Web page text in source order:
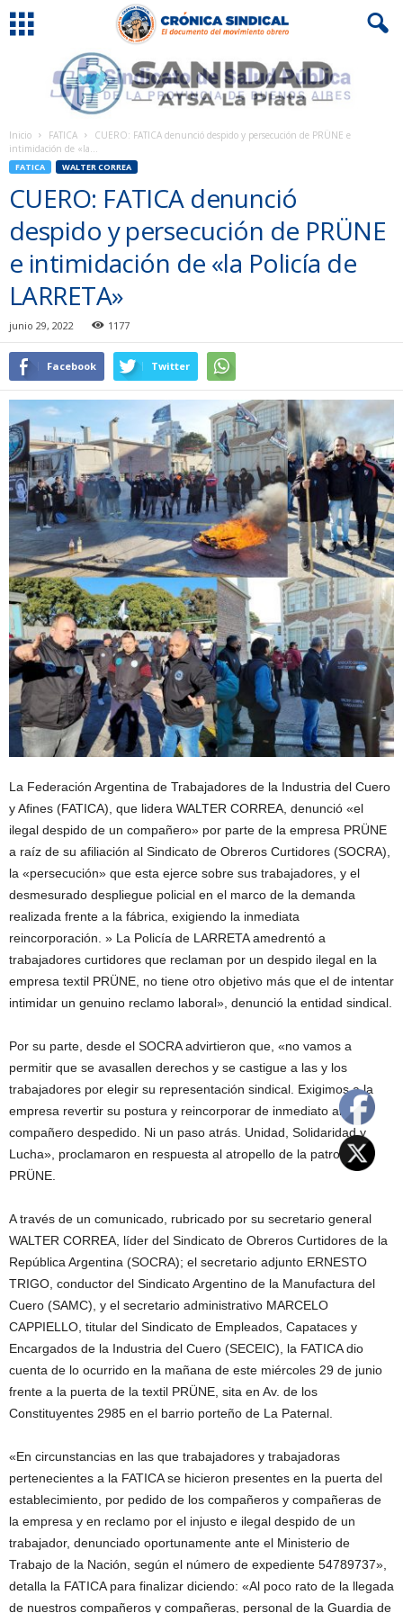
Inicio FATICA
CUERO: FATICA denunció despido y persecución de PRÜNE e
intimidación de «la...
FATICA WALTER CORREA
CUERO: FATICA denunció
despido y persecución de PRÜNE
e intimidación de «la Policía de
LARRETA»
junio 29, 2022 1177
Facebook Twitter
La Federación Argentina de Trabajadores de la Industria del Cuero
y Afines (FATICA), que lidera WALTER CORREA, denunció «el
ilegal despido de un compañero» por parte de la empresa PRÜNE
a raíz de su afiliación al Sindicato de Obreros Curtidores (SOCRA),
la «persecución» que esta ejerce sobre sus trabajadores, y el
desmesurado despliegue policial en el marco de la demanda
realizada frente a la fábrica, exigiendo la inmediata
reincorporación. » La Policía de LARRETA amedrentó a
trabajadores curtidores que reclaman por un despido ilegal en la
empresa textil PRÜNE, no tiene otro objetivo más que el de intentar
intimidar un genuino reclamo laboral», denunció la entidad sindical.
Por su parte, desde el SOCRA advirtieron que, «no vamos a
permitir que se avasallen derechos y se castigue a las y los
trabajadores por elegir su representación sindical. Exigimos a la
empresa revertir su postura y reincorporar de inmediato al
compañero despedido. Ni un paso atrás. Unidad, Solidaridad y
Lucha», proclamaron en respuesta al atropello de la patronal
PRÜNE.
A través de un comunicado, rubricado por su secretario general
WALTER CORREA, líder del Sindicato de Obreros Curtidores de la
República Argentina (SOCRA); el secretario adjunto ERNESTO
TRIGO, conductor del Sindicato Argentino de la Manufactura del
Cuero (SAMC), y el secretario administrativo MARCELO
CAPPIELLO, titular del Sindicato de Empleados, Capataces y
Encargados de la Industria del Cuero (SECEIC), la FATICA dio
cuenta de lo ocurrido en la mañana de este miércoles 29 de junio
frente a la puerta de la textil PRÜNE, sita en Av. de los
Constituyentes 2985 en el barrio porteño de La Paternal.
«En circunstancias en las que trabajadores y trabajadoras
pertenecientes a la FATICA se hicieron presentes en la puerta del
establecimiento, por pedido de los compañeros y compañeras de
la empresa y en reclamo por el injusto e ilegal despido de un
trabajador, denunciado oportunamente ante el Ministerio de
Trabajo de la Nación, según el número de expediente 54789737»,
detalla la FATICA para finalizar diciendo: «Al poco rato de la llegada
de nuestros compañeros y compañeras, personal de la Guardia de